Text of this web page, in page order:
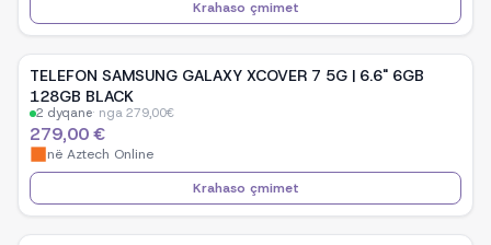
Krahaso çmimet
TELEFON SAMSUNG GALAXY XCOVER 7 5G | 6.6" 6GB
128GB BLACK
2 dyqane· nga 279,00€
279,00 €
në Aztech Online
Krahaso çmimet